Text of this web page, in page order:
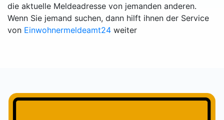
die aktuelle Meldeadresse von jemanden anderen.
Wenn Sie jemand suchen, dann hilft ihnen der Service
von Einwohnermeldeamt24 weiter